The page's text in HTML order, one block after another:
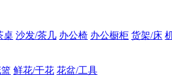
桌 沙发/茶几 办公椅 办公橱柜 货架/床
鲜花/干花 花盆/工具